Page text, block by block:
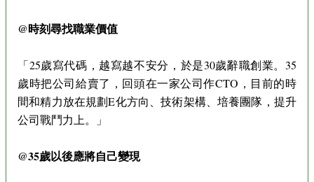
@時刻尋找職業價值
「25歲寫代碼，越寫越不安分，於是30歲辭職創業。35
歲時把公司給賣了，回頭在一家公司作CTO，目前的時
間和精力放在規劃E化方向、技術架構、培養團隊，提升
公司戰鬥力上。」
@35歲以後應將自己變現